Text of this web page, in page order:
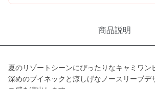
商品説明
夏のリゾートシーンにぴったりなキャミワン
深めのブイネックと涼しげなノースリーブデ